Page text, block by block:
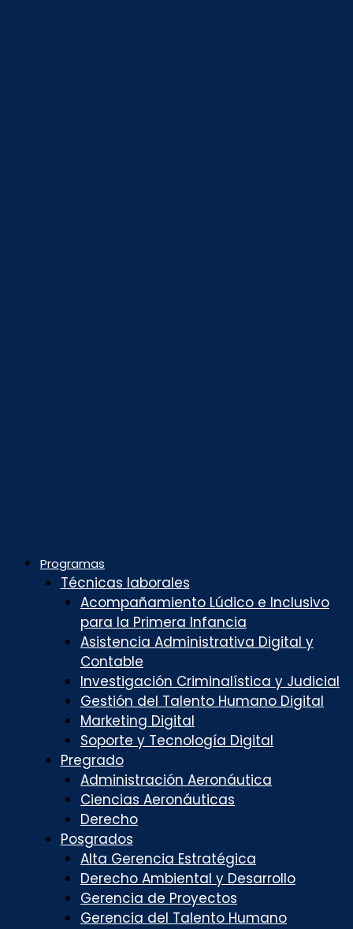
Programas
Técnicas laborales
Acompañamiento Lúdico e Inclusivo
para la Primera Infancia
Asistencia Administrativa Digital y
Contable
Investigación Criminalística y Judicial
Gestión del Talento Humano Digital
Marketing Digital
Soporte y Tecnología Digital
Pregrado
Administración Aeronáutica
Ciencias Aeronáuticas
Derecho
Posgrados
Alta Gerencia Estratégica
Derecho Ambiental y Desarrollo
Gerencia de Proyectos
Gerencia del Talento Humano